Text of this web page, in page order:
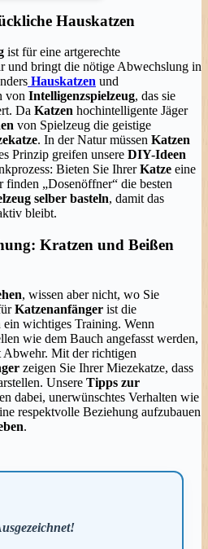
Hauskatzen
ist für eine artgerechte
und bringt die nötige Abwechslung in
Hauskatzen und
von Intelligenzspielzeug, das sie
Da Katzen hochintelligente Jäger
von Spielzeug die geistige
. In der Natur müssen Katzen
Prinzip greifen unsere DIY-Ideen
Bieten Sie IhrerKatze eine
„Dosenöffner“ die besten
selber basteln, damit das
bleibt.
Kratzen und Beißen
, wissen aber nicht, wo Sie
Katzenanfänger ist die
wichtiges Training. Wenn
wie dem Bauch angefasst werden,
Abwehr. Mit der richtigen
zeigen Sie Ihrer Miezekatze, dass
Unsere Tipps zur
dabei, unerwünschtes Verhalten wie
respektvolle Beziehung aufzubauen
.
!